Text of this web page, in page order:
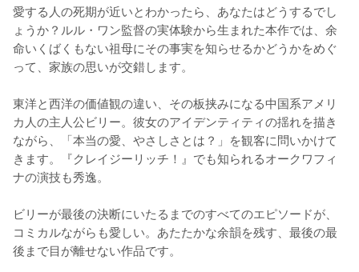
愛する人の死期が近いとわかったら、あなたはどうするでし
ょうか？ルル・ワン監督の実体験から生まれた本作では、余
命いくばくもない祖母にその事実を知らせるかどうかをめぐ
って、家族の思いが交錯します。
東洋と西洋の価値観の違い、その板挟みになる中国系アメリ
カ人の主人公ビリー。彼女のアイデンティティの揺れを描き
ながら、「本当の愛、やさしさとは？」を観客に問いかけて
きます。『クレイジーリッチ！』でも知られるオークワフィ
ナの演技も秀逸。
ビリーが最後の決断にいたるまでのすべてのエピソードが、
コミカルながらも愛しい。あたたかな余韻を残す、最後の最
後まで目が離せない作品です。